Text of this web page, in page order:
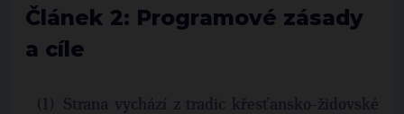
Článek 2: Programové zásady
a cíle
Strana vychází z tradic křesťansko-židovské